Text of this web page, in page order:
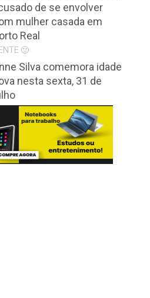
de se envolver
mulher casada em
Real
🙂
Silva comemora idade
nesta sexta, 31 de